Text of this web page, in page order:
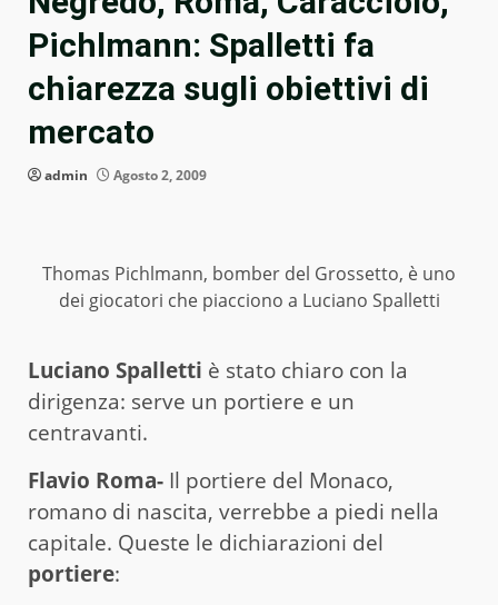
Pichlmann: Spalletti fa
chiarezza sugli obiettivi di
mercato
admin Agosto 2, 2009
Thomas Pichlmann, bomber del Grossetto, è uno
dei giocatori che piacciono a Luciano Spalletti
Luciano Spalletti è stato chiaro con la
dirigenza: serve un portiere e un
centravanti.
Flavio Roma- Il portiere del Monaco,
romano di nascita, verrebbe a piedi nella
capitale. Queste le dichiarazioni del
portiere: